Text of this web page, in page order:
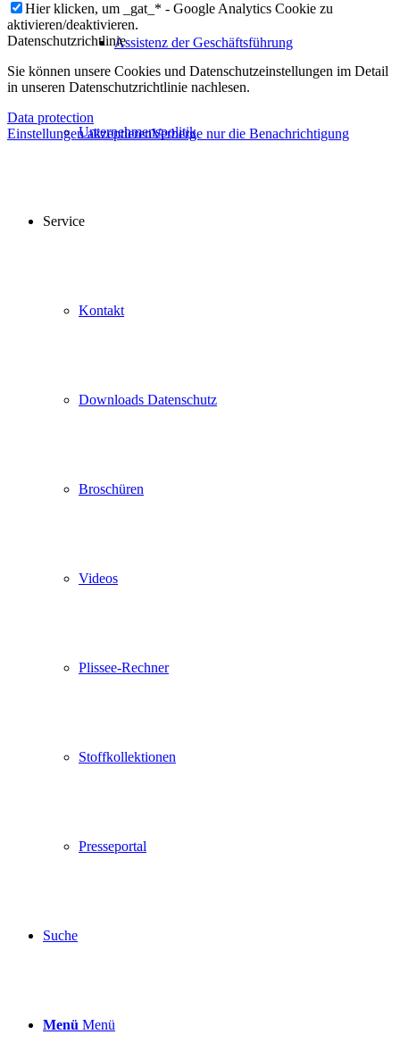
Assistenz der Geschäftsführung
Unternehmenspolitik
Service
Kontakt
Downloads Datenschutz
Broschüren
Videos
Plissee-Rechner
Stoffkollektionen
Presseportal
Suche
Menü Menü
Hier klicken, um _gat_* - Google Analytics Cookie zu
aktivieren/deaktivieren.
Datenschutzrichtlinie
Sie können unsere Cookies und Datenschutzeinstellungen im Detail
in unseren Datenschutzrichtlinie nachlesen.
Data protection
Einstellungen akzeptierenVerberge nur die Benachrichtigung